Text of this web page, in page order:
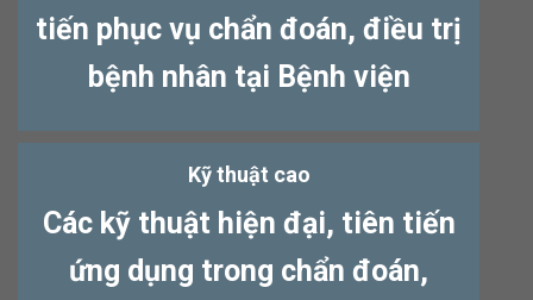
tiến phục vụ chẩn đoán, điều trị
bệnh nhân tại Bệnh viện
Kỹ thuật cao
Các kỹ thuật hiện đại, tiên tiến
ứng dụng trong chẩn đoán,